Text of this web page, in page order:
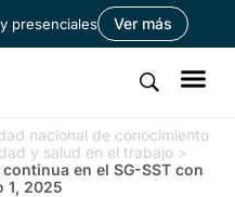
presenciales Ver más
nacional de conocimiento
y salud en el trabajo >
en el SG-SST con
1, 2025